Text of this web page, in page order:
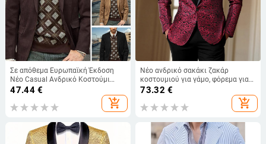
Σε απόθεμα Ευρωπαϊκή Έκδοση
Νέο Casual Ανδρικό Κοστούμι
Amazon Fashion Plus Size
Μπουφάν Wish Independent Station
Ιαπωνία και Νότια Κορέα
47.44€
add_shopping_cart
Νέο ανδρικό σακάκι ζακάρ
κοστουμιού για γάμο, φόρεμα για
δεξιώσεις και εμφανίσεις του
73.32 €
add_shopping_cart